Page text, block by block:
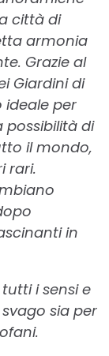
città di
armonia
Grazie al
Giardini di
ideale per
di
il mondo,
rari.
in
i sensi e
sia per